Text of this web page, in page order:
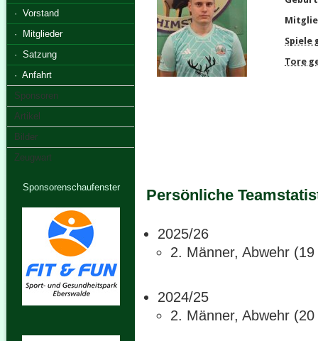
· Vorstand
· Mitglieder
· Satzung
· Anfahrt
Sponsoren
Artikel
Bilder
Zeugwart
Sponsorenschaufenster
Spiele
Tore
Persönliche
2025/26
2. Männer, Abwehr
2024/25
2. Männer, Abwehr